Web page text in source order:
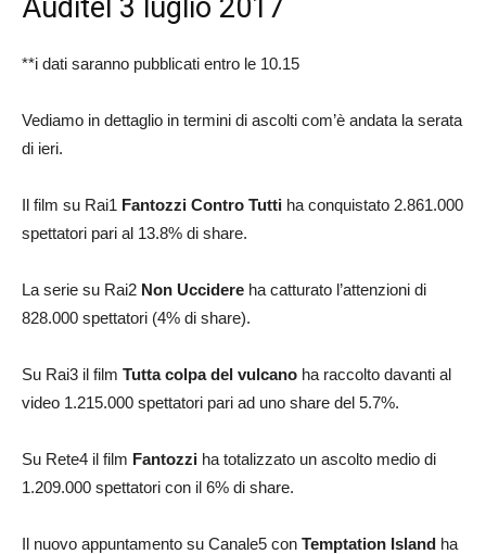
Auditel 3 luglio 2017
**i dati saranno pubblicati entro le 10.15
Vediamo in dettaglio in termini di ascolti com’è andata la serata
di ieri.
Il film su Rai1 Fantozzi Contro Tutti ha conquistato 2.861.000
spettatori pari al 13.8% di share.
La serie su Rai2 Non Uccidere ha catturato l’attenzioni di
828.000 spettatori (4% di share).
Su Rai3 il film Tutta colpa del vulcano ha raccolto davanti al
video 1.215.000 spettatori pari ad uno share del 5.7%.
Su Rete4 il film Fantozzi ha totalizzato un ascolto medio di
1.209.000 spettatori con il 6% di share.
Il nuovo appuntamento su Canale5 con Temptation Island ha